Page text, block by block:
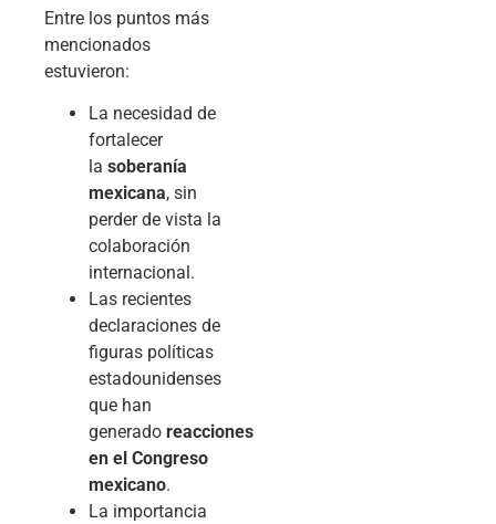
Entre los puntos más
mencionados
estuvieron:
La necesidad de
fortalecer
la soberanía
mexicana, sin
perder de vista la
colaboración
internacional.
Las recientes
declaraciones de
figuras políticas
estadounidenses
que han
generado reacciones
en el Congreso
mexicano.
La importancia